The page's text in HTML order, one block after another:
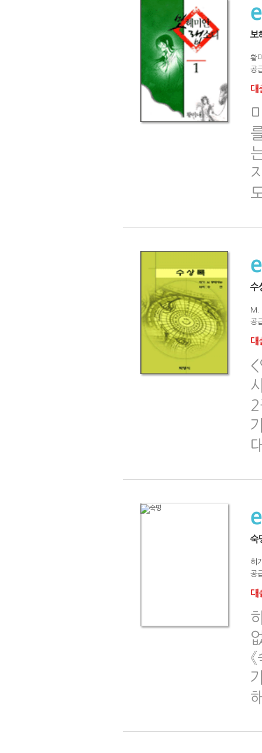
보
황
공
대
수
M.
공
대
숙
히
공
대